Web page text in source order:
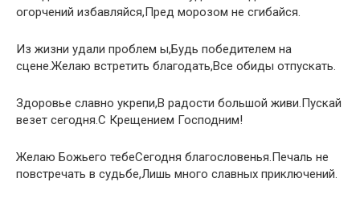
огорчений избавляйся,Пред морозом не сгибайся.
Из жизни удали проблем ы,Будь победителем на
сцене.Желаю встретить благодать,Все обиды отпускать.
Здоровье славно укрепи,В радости большой живи.Пускай
везет сегодня.С Крещением Господним!
Желаю Божьего тебеСегодня благословенья.Печаль не
повстречать в судьбе,Лишь много славных приключений.